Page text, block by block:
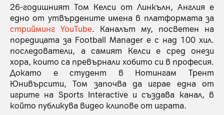
26-годишният Том Келси от Линкълн, Англия е
едно от утвърдените имена в платформата за
стрийминг YouTube. Каналът му, посветен на
поредицата за Football Manager е с над 100 хил.
последователи, а самият Келси е сред онези
хора, които са превърнали хобито си в професия.
Докато е студент в Нотингам Трент
Юнивърсити, Том започва да играе една от
игрите на Sports Interactive и създава канал, в
който публикува видео клипове от играта.